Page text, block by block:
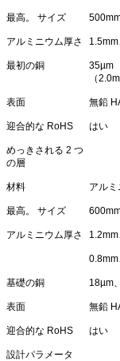
最高。 サイズ
アルミニウム厚さ
最初の銅
35µm
（
表面 無鉛
迎合的な RoHS はい
めっきされる 2 つ
の層
材料 アル
最高。 サイズ
アルミニウム厚さ
基礎の銅 18µm
表面 無鉛
迎合的な RoHS はい
設計パラメータ